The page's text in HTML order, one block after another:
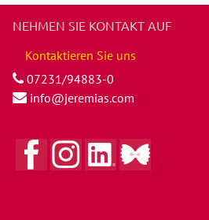
NEHMEN SIE KONTAKT AUF
Kontaktieren Sie uns
07231/94883-0
info@jeremias.com